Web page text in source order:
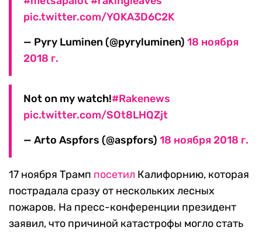
pic.twitter.com/YOKA3D6C2K
— Pyry Luminen (@pyryluminen) 18 ноября
2018 г.
Not on my watch!#Rakenews
pic.twitter.com/SOt8LHQZjt
— Arto Aspfors (@aspfors) 18 ноября 2018 г.
17 ноября Трамп посетил Калифорнию, которая
пострадала сразу от нескольких лесных
пожаров. На пресс-конференции президент
заявил, что причиной катастрофы могло стать